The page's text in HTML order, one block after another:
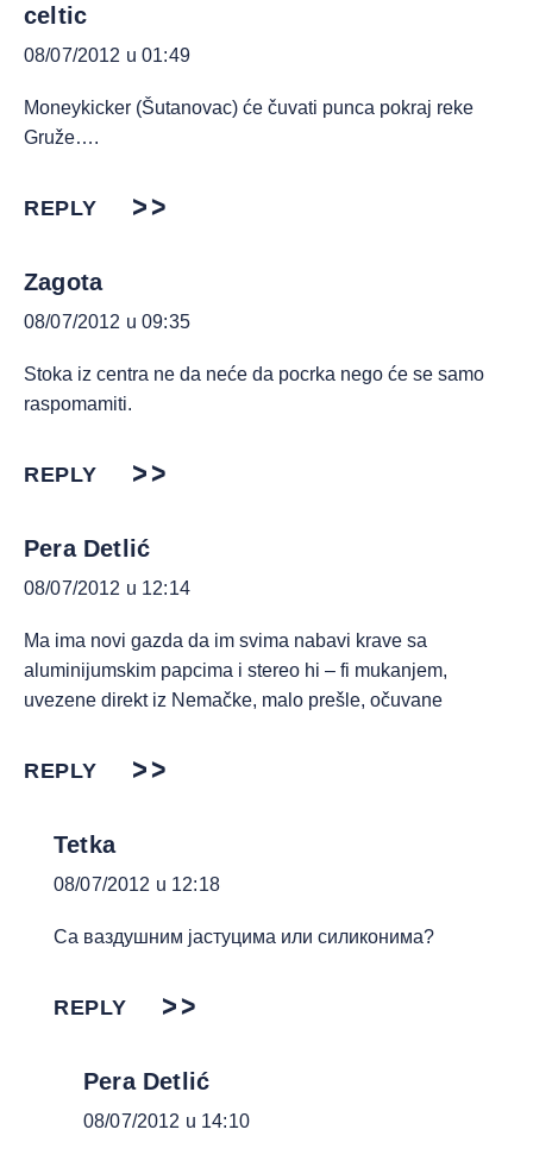
celtic
08/07/2012 u 01:49
Moneykicker (Šutanovac) će čuvati punca pokraj reke
Gruže….
REPLY
Zagota
08/07/2012 u 09:35
Stoka iz centra ne da neće da pocrka nego će se samo
raspomamiti.
REPLY
Pera Detlić
08/07/2012 u 12:14
Ma ima novi gazda da im svima nabavi krave sa
aluminijumskim papcima i stereo hi – fi mukanjem,
uvezene direkt iz Nemačke, malo prešle, očuvane
REPLY
Tetka
08/07/2012 u 12:18
Са ваздушним јастуцима или силиконима?
REPLY
Pera Detlić
08/07/2012 u 14:10